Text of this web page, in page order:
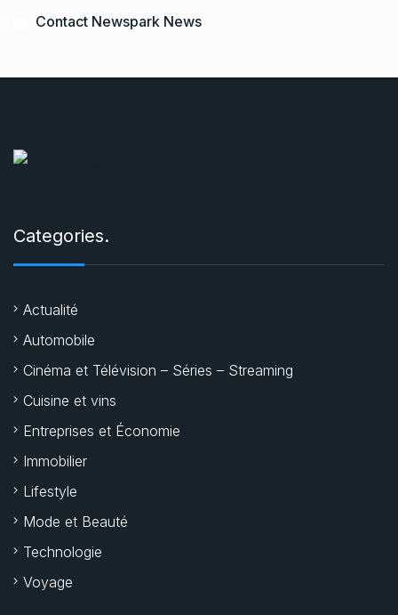
Contact Newspark News
Categories.
Actualité
Automobile
Cinéma et Télévision – Séries – Streaming
Cuisine et vins
Entreprises et Économie
Immobilier
Lifestyle
Mode et Beauté
Technologie
Voyage